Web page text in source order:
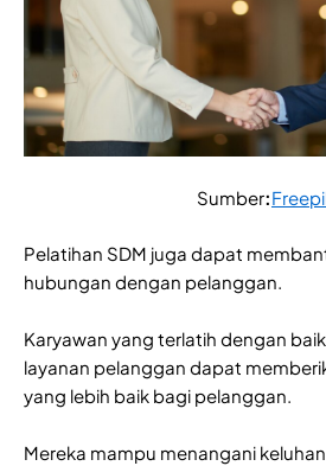
Sumber:
Pelatihan SDM juga dapat
hubungan dengan pelanggan.
Karyawan yang terlatih dengan
layanan pelanggan dapat
yang lebih baik bagi pelanggan.
Mereka mampu menangani